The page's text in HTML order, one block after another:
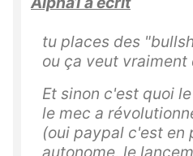
tu places des
ou ça veut vraiment
Et sinon c'est quoi
le mec a
(oui paypal c'est
autonome, le